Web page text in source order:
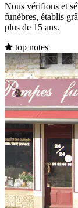
Nous vérifions et
funèbres, établis
plus de 15 ans.
top notes